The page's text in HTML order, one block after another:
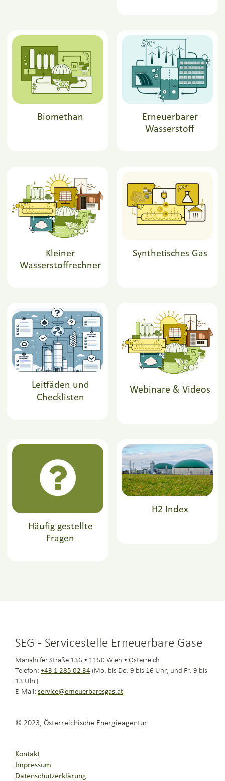
Biomethan
Erneuerbarer
Wasserstoff
Kleiner
Wasserstoffrechner
Synthetisches Gas
Leitfäden und
Checklisten
Webinare & Videos
Häufig gestellte
Fragen
H2 Index
SEG - Servicestelle Erneuerbare Gase
Mariahilfer Straße 136 • 1150 Wien • Österreich
Telefon: +43 1 285 02 34 (Mo. bis Do. 9 bis 16 Uhr, und Fr. 9 bis
13 Uhr)
E-Mail: service@erneuerbaresgas.at
© 2023, Österreichische Energieagentur
Kontakt
Impressum
Datenschutzerklärung